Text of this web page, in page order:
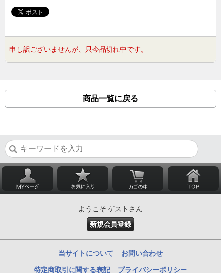
申し訳ございませんが、只今品切れ中です。
商品一覧に戻る
ようこそ ゲストさん
新規会員登録
当サイトについて お問い合わせ
特定商取引に関する表記 プライバシーポリシー